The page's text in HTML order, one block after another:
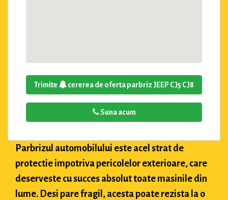
Trimite cererea de oferta parbriz JEEP CJ5 CJ8
Suna acum
Parbrizul automobilului este acel strat de
protectie impotriva pericolelor exterioare, care
deserveste cu succes absolut toate masinile din
lume. Desi pare fragil, acesta poate rezista la o